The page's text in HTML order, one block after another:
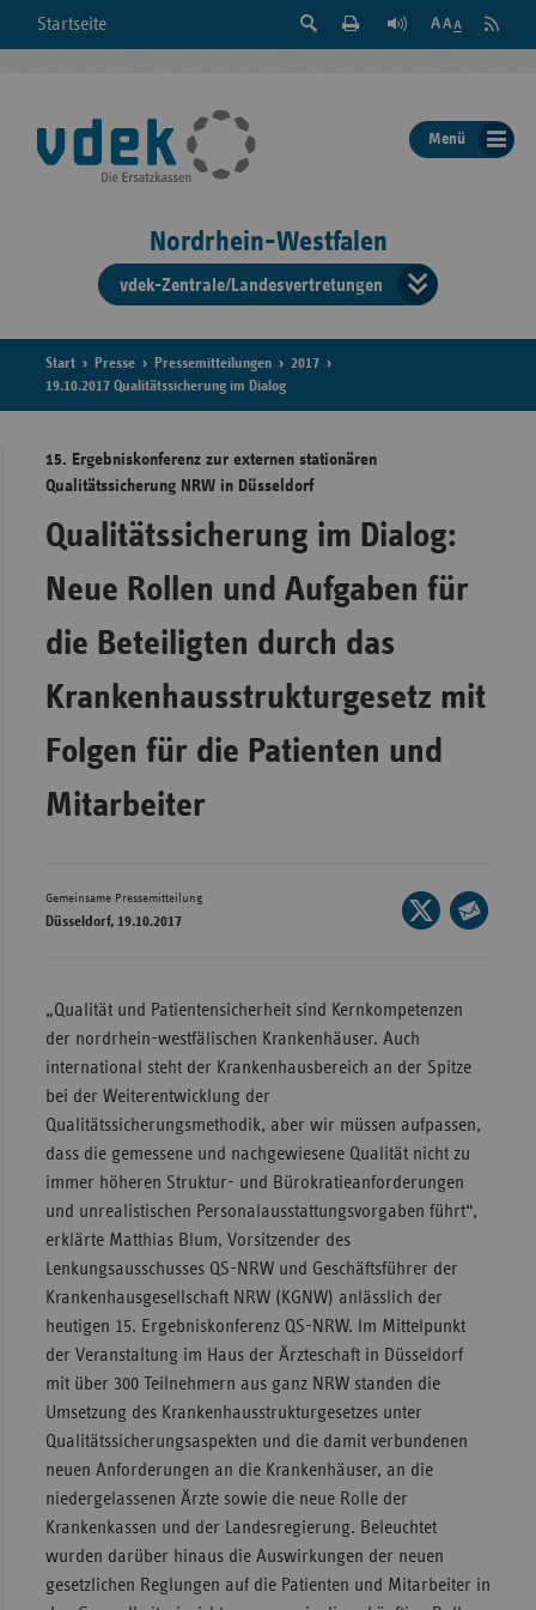
Startseite
Suche
der
Seite
Feed
Menü
Nordrhein-Westfalen
vdek-Zentrale/Landesvertretungen
der
Start Presse Pressemitteilungen
2017
19.10.2017 Qualitätssicherung im Dialog
15. Ergebniskonferenz zur externen stationären
Qualitätssicherung NRW in Düsseldorf
Qualitätssicherung im Dialog:
Neue Rollen und Aufgaben für
die Beteiligten durch das
Krankenhausstrukturgesetz mit
Folgen für die Patienten und
Mitarbeiter
Gemeinsame Pressemitteilung
Düsseldorf, 19.10.2017
Seite
auf
„Qualität und Patientensicherheit sind Kernkompetenzen
der nordrhein-westfälischen Krankenhäuser. Auch
international steht der Krankenhausbereich an der Spitze
bei der Weiterentwicklung der
Qualitätssicherungsmethodik, aber wir müssen aufpassen,
dass die gemessene und nachgewiesene Qualität nicht zu
immer höheren Struktur- und Bürokratieanforderungen
und unrealistischen Personalausstattungsvorgaben führt“,
erklärte Matthias Blum, Vorsitzender des
Lenkungsausschusses QS-NRW und Geschäftsführer der
Krankenhausgesellschaft NRW (KGNW) anlässlich der
heutigen 15. Ergebniskonferenz QS-NRW. Im Mittelpunkt
der Veranstaltung im Haus der Ärzteschaft in Düsseldorf
mit über 300 Teilnehmern aus ganz NRW standen die
Umsetzung des Krankenhausstrukturgesetzes unter
Qualitätssicherungsaspekten und die damit verbundenen
neuen Anforderungen an die Krankenhäuser, an die
niedergelassenen Ärzte sowie die neue Rolle der
Krankenkassen und der Landesregierung. Beleuchtet
wurden darüber hinaus die Auswirkungen der neuen
gesetzlichen Reglungen auf die Patienten und Mitarbeiter in